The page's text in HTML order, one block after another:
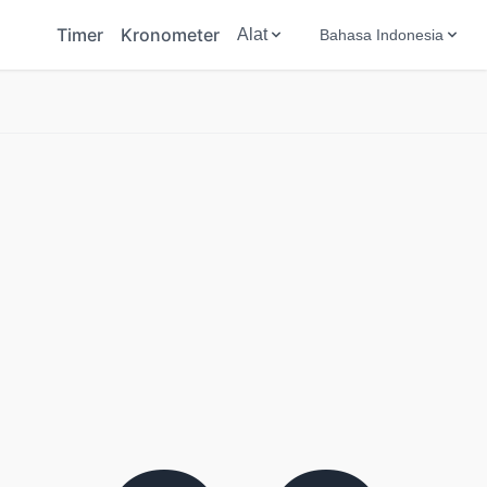
Timer Kronometer Alat Bahasa Indonesia